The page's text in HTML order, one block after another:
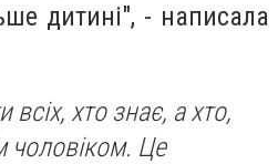
дитині", - написала
хто знає, а хто,
чоловіком. Це